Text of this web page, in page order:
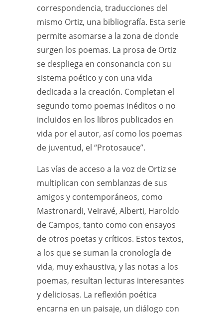
correspondencia, traducciones del
mismo Ortiz, una bibliografía. Esta serie
permite asomarse a la zona de donde
surgen los poemas. La prosa de Ortiz
se despliega en consonancia con su
sistema poético y con una vida
dedicada a la creación. Completan el
segundo tomo poemas inéditos o no
incluidos en los libros publicados en
vida por el autor, así como los poemas
de juventud, el “Protosauce”.
Las vías de acceso a la voz de Ortiz se
multiplican con semblanzas de sus
amigos y contemporáneos, como
Mastronardi, Veiravé, Alberti, Haroldo
de Campos, tanto como con ensayos
de otros poetas y críticos. Estos textos,
a los que se suman la cronología de
vida, muy exhaustiva, y las notas a los
poemas, resultan lecturas interesantes
y deliciosas. La reflexión poética
encarna en un paisaje, un diálogo con